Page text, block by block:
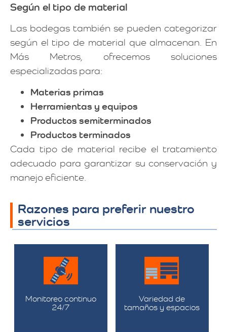
Según el tipo de material
Las bodegas también se pueden categorizar
según el tipo de material que almacenan. En
Más Metros, ofrecemos soluciones
especializadas para:
Materias primas
Herramientas y equipos
Productos semiterminados
Productos terminados
Cada tipo de material recibe el tratamiento
adecuado para garantizar su conservación y
manejo eficiente.
Razones para preferir nuestro
servicios
Monitoreo continuo
24/7
Variedad de
tamaños y espacios